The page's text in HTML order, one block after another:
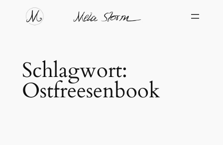
Schlagwort:
Ostfreesenbook